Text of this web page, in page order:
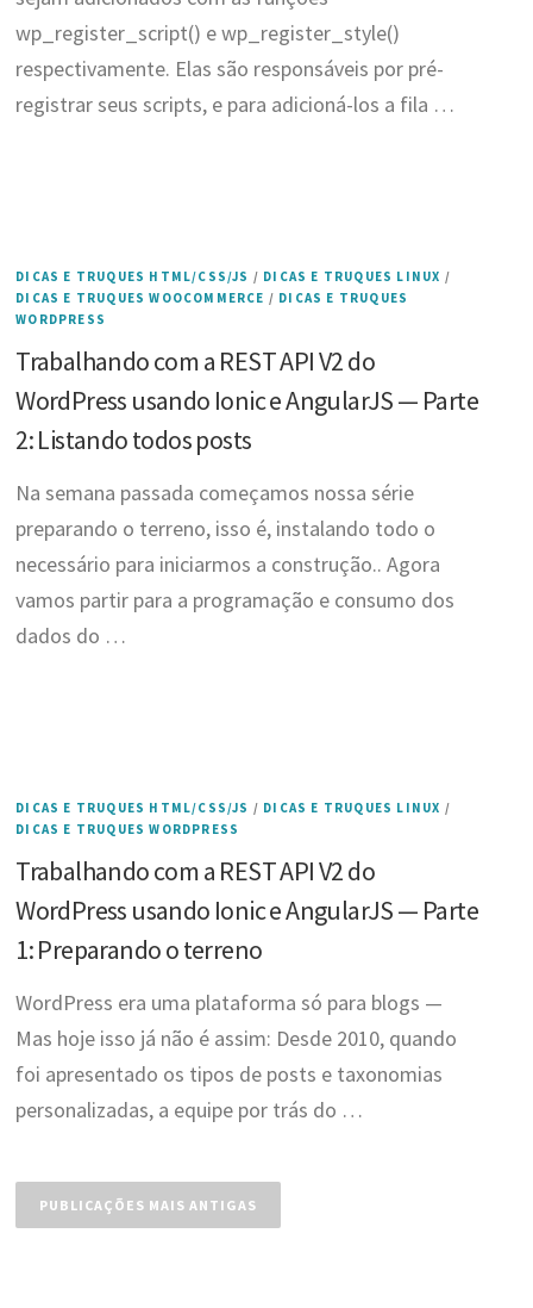
wp_register_script() e wp_register_style()
respectivamente. Elas são responsáveis por pré-
registrar seus scripts, e para adicioná-los a fila …
DICAS E TRUQUES HTML/CSS/JS / DICAS E TRUQUES LINUX /
DICAS E TRUQUES WOOCOMMERCE / DICAS E TRUQUES
WORDPRESS
Trabalhando com a REST API V2 do
WordPress usando Ionic e AngularJS — Parte
2: Listando todos posts
Na semana passada começamos nossa série
preparando o terreno, isso é, instalando todo o
necessário para iniciarmos a construção.. Agora
vamos partir para a programação e consumo dos
dados do …
DICAS E TRUQUES HTML/CSS/JS / DICAS E TRUQUES LINUX /
DICAS E TRUQUES WORDPRESS
Trabalhando com a REST API V2 do
WordPress usando Ionic e AngularJS — Parte
1: Preparando o terreno
WordPress era uma plataforma só para blogs —
Mas hoje isso já não é assim: Desde 2010, quando
foi apresentado os tipos de posts e taxonomias
personalizadas, a equipe por trás do …
por
posts
PUBLICAÇÕES MAIS ANTIGAS